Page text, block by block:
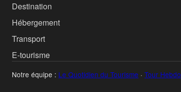
Destination
Hébergement
Transport
E-tourisme
Notre équipe : Le Quotidien du Tourisme · Tour Hebdo